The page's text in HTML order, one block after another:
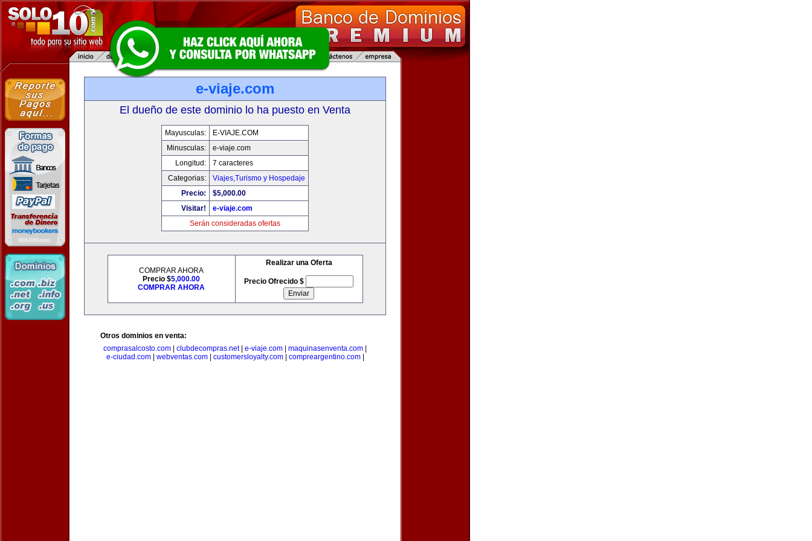
e-viaje.com
El dueño de este dominio lo ha puesto en Venta
Mayusculas:
E-VIAJE.COM
Minusculas:
e-viaje.com
Longitud:
7 caracteres
Categorias:
Viajes,Turismo y Hospedaje
Precio:
$5,000.00
Visitar!
e-viaje.com
Serán consideradas ofertas
COMPRAR AHORA
Precio $5,000.00
COMPRAR AHORA
Realizar una Oferta
Precio Ofrecido $
Otros dominios en venta:
comprasalcosto.com
clubdecompras.net| e-viaje.com maquinasenventa.com
e-ciudad.com| webventas.com| customersloyalty.com| compreargentino.com|